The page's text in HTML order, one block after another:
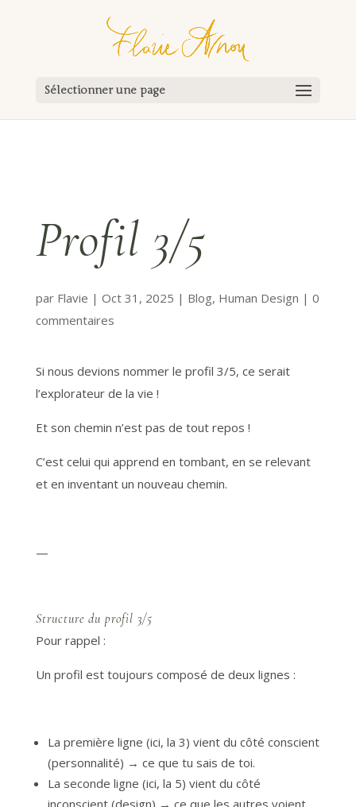
Sélectionner une page
Profil 3/5
par Flavie | Oct 31, 2025 | Blog, Human Design | 0
commentaires
Si nous devions nommer le profil 3/5, ce serait
l’explorateur de la vie !
Et son chemin n’est pas de tout repos !
C’est celui qui apprend en tombant, en se relevant
et en inventant un nouveau chemin.
—
Structure du profil 3/5
Pour rappel :
Un profil est toujours composé de deux lignes :
La première ligne (ici, la 3) vient du côté conscient
(personnalité) → ce que tu sais de toi.
La seconde ligne (ici, la 5) vient du côté
inconscient (design) → ce que les autres voient